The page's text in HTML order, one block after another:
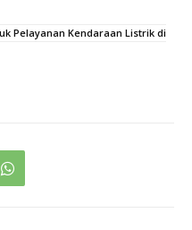
Pelayanan Kendaraan Listrik di